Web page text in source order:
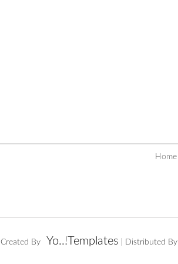
Home
Created By Yo..!Templates | Distributed By